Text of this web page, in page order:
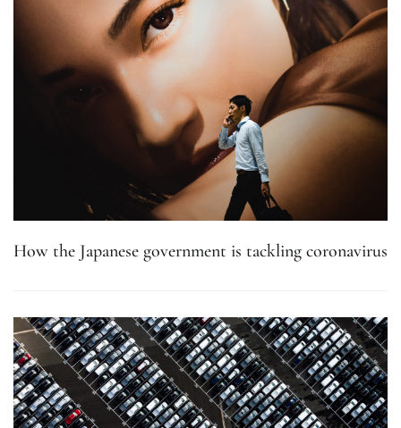
How the Japanese government is tackling coronavirus